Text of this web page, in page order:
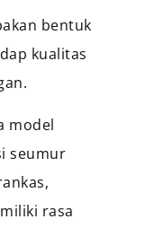
bentuk
kualitas
model
seumur
rasa